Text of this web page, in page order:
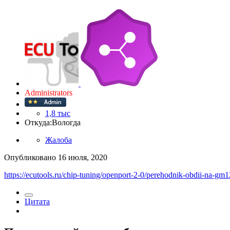
Administrators
1,8 тыс
Откуда:Вологда
Жалоба
Опубликовано 16 июля, 2020
https://ecutools.ru/chip-tuning/openport-2-0/perehodnik-obdii-na-
Цитата